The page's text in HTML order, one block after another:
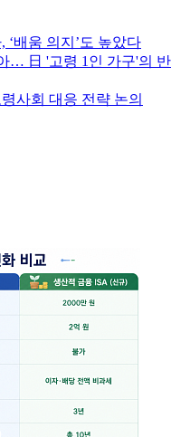
‘배움 의지’도 높았다
… 日 '고령 1인 가구'의 반
사회 대응 전략 논의